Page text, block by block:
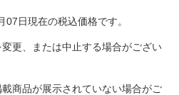
日現在の税込価格です。
更、または中止する場合がござい
商品が展示されていない場合がご